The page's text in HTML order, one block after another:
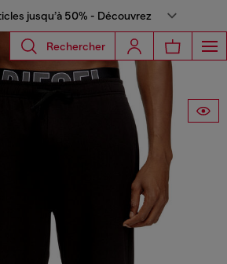
jusqu’à 50% - Découvrez
Rechercher